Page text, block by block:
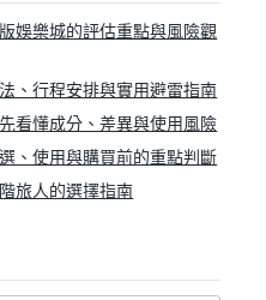
娛樂城的評估重點與風險觀
、行程安排與實用避雷指南
看懂成分、差異與使用風險
、使用與購買前的重點判斷
旅人的選擇指南